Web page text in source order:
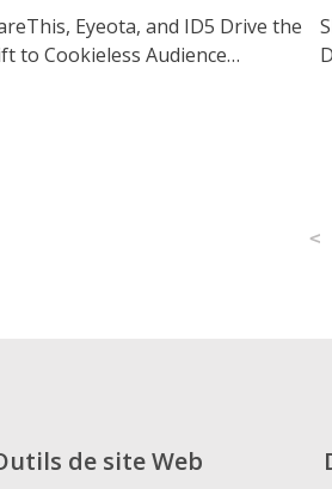
Eyeota, and ID5 Drive the
to Cookieless Audience
<
de site Web